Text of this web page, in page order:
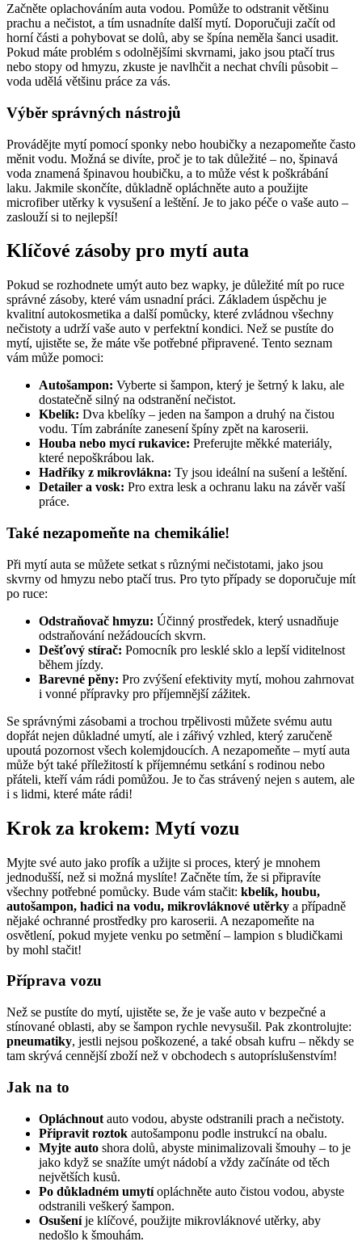
Začněte oplachováním auta vodou. Pomůže to odstranit většinu
prachu a nečistot, a tím usnadníte další mytí. Doporučuji začít od
horní části a pohybovat se dolů, aby se špína neměla šanci usadit.
Pokud máte problém s odolnějšími skvrnami, jako jsou ptačí trus
nebo stopy od hmyzu, zkuste je navlhčit a nechat chvíli působit –
voda udělá většinu práce za vás.
Výběr správných nástrojů
Provádějte mytí pomocí sponky nebo houbičky a nezapomeňte často
měnit vodu. Možná se divíte, proč je to tak důležité – no, špinavá
voda znamená špinavou houbičku, a to může vést k poškrábání
laku. Jakmile skončíte, důkladně opláchněte auto a použijte
microfiber utěrky k vysušení a leštění. Je to jako péče o vaše auto –
zaslouží si to nejlepší!
Klíčové zásoby pro mytí auta
Pokud se rozhodnete umýt auto bez wapky, je důležité mít po ruce
správné zásoby, které vám usnadní práci. Základem úspěchu je
kvalitní autokosmetika a další pomůcky, které zvládnou všechny
nečistoty a udrží vaše auto v perfektní kondici. Než se pustíte do
mytí, ujistěte se, že máte vše potřebné připravené. Tento seznam
vám může pomoci:
Autošampon: Vyberte si šampon, který je šetrný k laku, ale
dostatečně silný na odstranění nečistot.
Kbelík: Dva kbelíky – jeden na šampon a druhý na čistou
vodu. Tím zabráníte zanesení špíny zpět na karoserii.
Houba nebo mycí rukavice: Preferujte měkké materiály,
které nepoškrábou lak.
Hadříky z mikrovlákna: Ty jsou ideální na sušení a leštění.
Detailer a vosk: Pro extra lesk a ochranu laku na závěr vaší
práce.
Také nezapomeňte na chemikálie!
Při mytí auta se můžete setkat s různými nečistotami, jako jsou
skvrny od hmyzu nebo ptačí trus. Pro tyto případy se doporučuje mít
po ruce:
Odstraňovač hmyzu: Účinný prostředek, který usnadňuje
odstraňování nežádoucích skvrn.
Dešťový stírač: Pomocník pro lesklé sklo a lepší viditelnost
během jízdy.
Barevné pěny: Pro zvýšení efektivity mytí, mohou zahrnovat
i vonné přípravky pro příjemnější zážitek.
Se správnými zásobami a trochou trpělivosti můžete svému autu
dopřát nejen důkladné umytí, ale i zářivý vzhled, který zaručeně
upoutá pozornost všech kolemjdoucích. A nezapomeňte – mytí auta
může být také příležitostí k příjemnému setkání s rodinou nebo
přáteli, kteří vám rádi pomůžou. Je to čas strávený nejen s autem, ale
i s lidmi, které máte rádi!
Krok za krokem: Mytí vozu
Myjte své auto jako profík a užijte si proces, který je mnohem
jednodušší, než si možná myslíte! Začněte tím, že si připravíte
všechny potřebné pomůcky. Bude vám stačit: kbelík, houbu,
autošampon, hadici na vodu, mikrovláknové utěrky a případně
nějaké ochranné prostředky pro karoserii. A nezapomeňte na
osvětlení, pokud myjete venku po setmění – lampion s bludičkami
by mohl stačit!
Příprava vozu
Než se pustíte do mytí, ujistěte se, že je vaše auto v bezpečné a
stínované oblasti, aby se šampon rychle nevysušil. Pak zkontrolujte:
pneumatiky, jestli nejsou poškozené, a také obsah kufru – někdy se
tam skrývá cennější zboží než v obchodech s autopríslušenstvím!
Jak na to
Opláchnout auto vodou, abyste odstranili prach a nečistoty.
Připravit roztok autošamponu podle instrukcí na obalu.
Myjte auto shora dolů, abyste minimalizovali šmouhy – to je
jako když se snažíte umýt nádobí a vždy začínáte od těch
největších kusů.
Po důkladném umytíopláchněte auto čistou vodou, abyste
odstranili veškerý šampon.
Osušeníje klíčové, použijte mikrovláknové utěrky, aby
nedošlo k šmouhám.